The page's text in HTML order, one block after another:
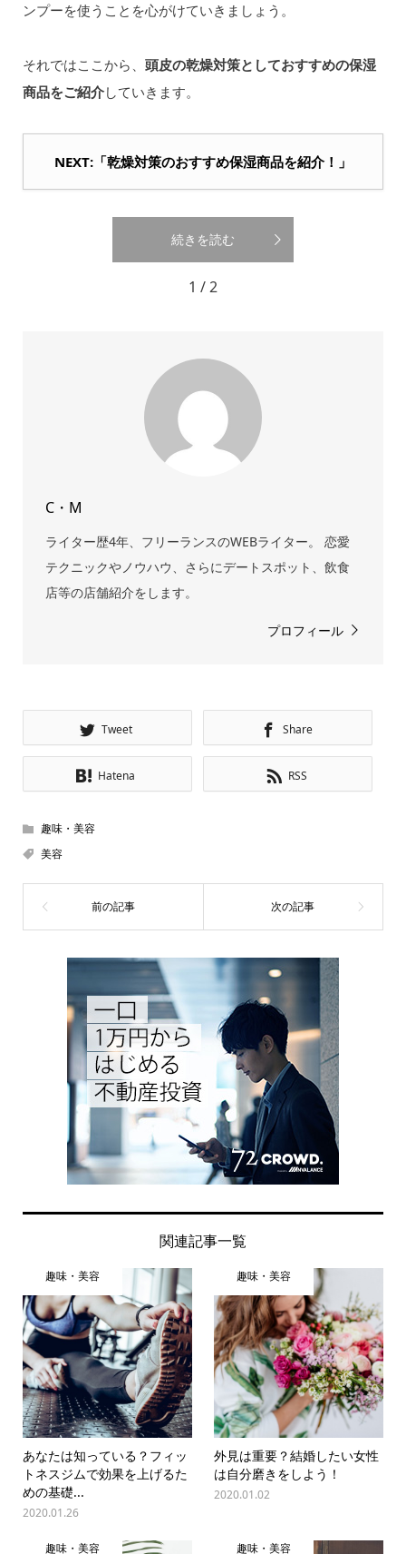
ンプーを使うことを心がけていきましょう。
それではここから、 頭皮の乾燥対策としておすすめの保湿
商品をご紹介していきます。
NEXT:「乾燥対策のおすすめ保湿商品を紹介！」
続きを読む
1 / 2
C・M
ライター歴4年、フリーランスのWEBライター。 恋愛
テクニックやノウハウ、さらにデートスポット、飲食
店等の店舗紹介をします。
プロフィール
Tweet Share
Hatena RSS
趣味・美容
美容
関連記事一覧
趣味・美容
あなたは知っている？フィッ
トネスジムで効果を上げるた
めの基礎...
2020.01.26
趣味・美容
外見は重要？結婚したい女性
は自分磨きをしよう！
2020.01.02
趣味・美容 趣味・美容